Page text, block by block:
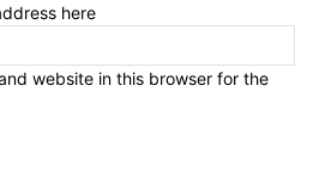
here
website in this browser for the